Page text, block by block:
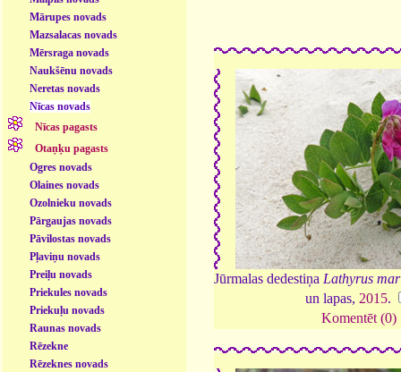
Mārupes novads
Mazsalacas novads
Mērsraga novads
Naukšēnu novads
Neretas novads
Nīcas novads
Nīcas pagasts
Otaņķu pagasts
Ogres novads
Olaines novads
Ozolnieku novads
Pārgaujas novads
Pāvilostas novads
Pļaviņu novads
Preiļu novads
Priekules novads
Priekuļu novads
Raunas novads
Rēzekne
Rēzeknes novads
Jūrmalas dedestiņa Lathyrus
un lapas, 2015.
Komentēt (0)